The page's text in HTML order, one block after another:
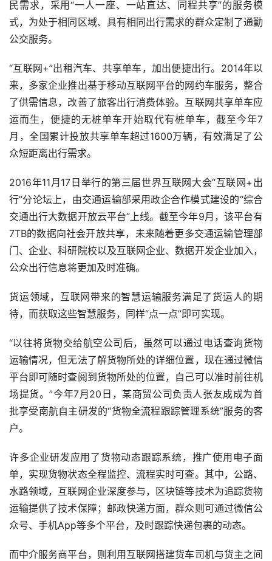
民需求，采用“一人一座、一站直达、同程共享”的服务模
式，为处于相同区域、具有相同出行需求的群众定制了通勤
公交服务。
“互联网+”出租汽车、共享单车，加出便捷出行。 2014年以
来，多家企业推出基于移动互联网平台的网约车服务，整合
了供需信息，改善了旅客出行消费体验。互联网共享单车应
运而生，便捷的无桩单车开始取代有桩单车，截至今年7
月，全国累计投放共享单车超过1600万辆，有效满足了公
众短距离出行需求。
2016年11 月17日举行的第三届世界互联网大会“互联网+ 出
行”分论坛上，由交通运输部采用政企合作模式建设的“综合
交通出行大数据开放云平台”上线。截至今年9月，该平台有
7TB的数据向社会开放共享，未来随着更多交通运输管理部
门、企业、科研院校以及互联网企业、数据开发企业加入，
公众出行信息将更加及时准确。
货运领域，互联网带来的智慧运输服务满足了货运人的期
待，而获取这些智慧服务，同样“点一点”即可实现。
“以往将货物交给航空公司后，虽然可以通过电话查询货物
运输情况，但无法了解货物所处的详细位置，现在通过微信
平台即可随时查阅到货物所处的位置，自己可以准时前往机
场提货。”今年7月20 日，某商贸公司负责人张友成成为首
批享受南航自主研发的“货物全流程跟踪管理系统”服务的客
户。
许多企业研发应用了货物动态跟踪系统，推广使用电子面
单，实现货物状态全程监控、流程实时可查。其中，公路、
水路领域，互联网企业深度参与，区块链等技术为追踪货物
运输提供了技术保障；邮政快递方面，群众则可通过微信公
众号、手机App等多个平台，及时跟踪快递包裹的动态。
而中介服务商平台，则利用互联网搭建货车司机与货主之间